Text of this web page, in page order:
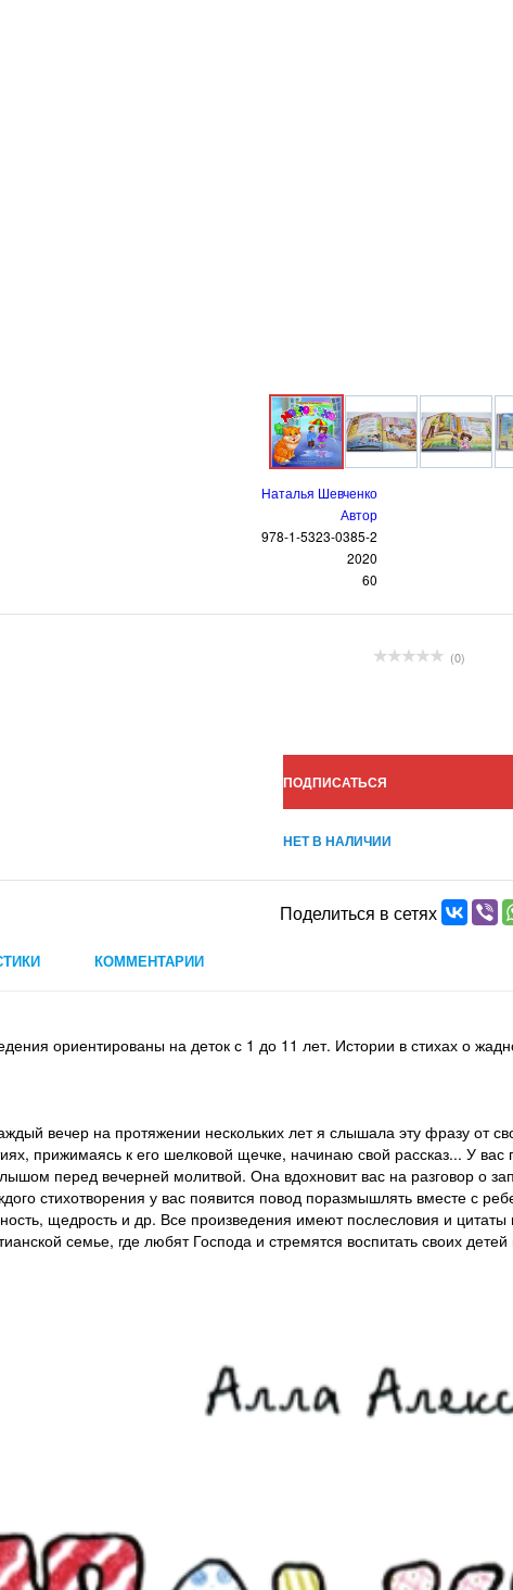
Наталья Шевченко
Автор
978-1-5323-0385-2
2020
60
(0)
ПОДПИСАТЬСЯ
НЕТ В НАЛИЧИИ
Поделиться в сетях
КОММЕНТАРИИ
ориентированы на деток с 1 до 11 лет. Истории в стихах о
вечер на протяжении нескольких лет я слышала эту фразу от
прижимаясь к его шелковой щечке, начинаю свой рассказ... У
перед вечерней молитвой. Она вдохновит вас на разговор о
стихотворения у вас появится повод поразмышлять вместе с
щедрость и др. Все произведения имеют послесловия и
семье, где любят Господа и стремятся воспитать своих